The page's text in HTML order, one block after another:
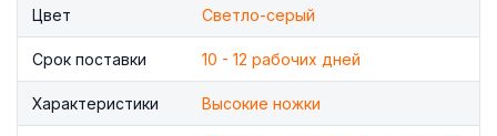
Цвет Светло-серый
Срок поставки 10 - 12 рабочих дней
Характеристики Высокие ножки